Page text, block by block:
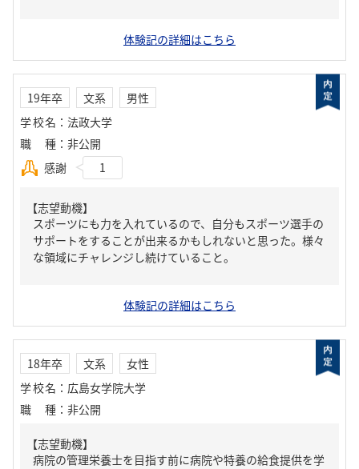
体験記の詳細はこちら
19年卒 文系
男性
学校名 ： 法政大学
職種 ： 非公開
感謝
1
【志望動機】
スポーツにも力を入れているので、自分もスポーツ選手の
サポートをすることが出来るかもしれないと思った。様々
な領域にチャレンジし続けていること。
体験記の詳細はこちら
18年卒 文系
女性
学校名 ： 広島女学院大学
職種 ： 非公開
【志望動機】
病院の管理栄養士を目指す前に病院や特養の給食提供を学